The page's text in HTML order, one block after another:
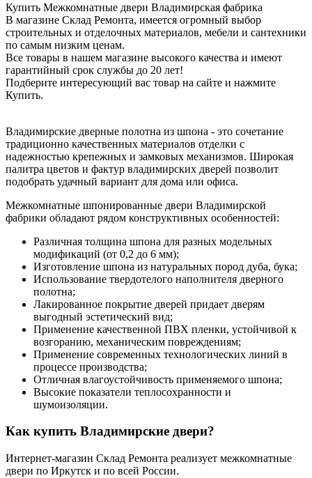
Купить Межкомнатные двери Владимирская фабрика
В магазине Склад Ремонта, имеется огромный выбор
строительных и отделочных материалов, мебели и сантехники
по самым низким ценам.
Все товары в нашем магазине высокого качества и имеют
гарантийный срок службы до 20 лет!
Подберите интересующий вас товар на сайте и нажмите
Купить.
Владимирские дверные полотна из шпона - это сочетание
традиционно качественных материалов отделки с
надежностью крепежных и замковых механизмов. Широкая
палитра цветов и фактур владимирских дверей позволит
подобрать удачный вариант для дома или офиса.
Межкомнатные шпонированные двери Владимирской
фабрики обладают рядом конструктивных особенностей:
Различная толщина шпона для разных модельных
модификаций (от 0,2 до 6 мм);
Изготовление шпона из натуральных пород дуба, бука;
Использование твердотелого наполнителя дверного
полотна;
Лакированное покрытие дверей придает дверям
выгодный эстетический вид;
Применение качественной ПВХ пленки, устойчивой к
возгоранию, механическим повреждениям;
Применение современных технологических линий в
процессе производства;
Отличная влагоустойчивость применяемого шпона;
Высокие показатели теплосохранности и
шумоизоляции.
Как купить Владимирские двери?
Интернет-магазин Склад Ремонта реализует межкомнатные
двери по Иркутск и по всей России.